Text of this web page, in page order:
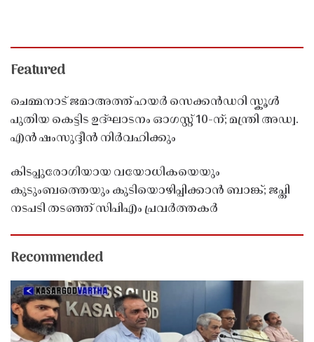
Featured
ചെമ്മനാട് ജമാഅത്ത് ഹയർ സെക്കൻഡറി സ്കൂൾ
പുതിയ കെട്ടിട ഉദ്ഘാടനം ഓഗസ്റ്റ് 10-ന്; മന്ത്രി അഡ്വ.
എൻ ഷംസുദ്ദീൻ നിർവഹിക്കും
കിടപ്പുരോഗിയായ വയോധികയെയും
കുടുംബത്തെയും കുടിയൊഴിപ്പിക്കാൻ ബാങ്ക്; ജപ്തി
നടപടി തടഞ്ഞ് സിപിഎം പ്രവർത്തകർ
Recommended